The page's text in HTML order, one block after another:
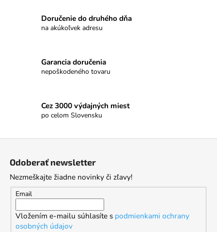
Doručenie do druhého dňa
na akúkoľvek adresu
Garancia doručenia
nepoškodeného tovaru
Cez 3000 výdajných miest
po celom Slovensku
Odoberať newsletter
Nezmeškajte žiadne novinky či zľavy!
Email
Vložením e-mailu súhlasíte s podmienkami ochrany
osobných údajov